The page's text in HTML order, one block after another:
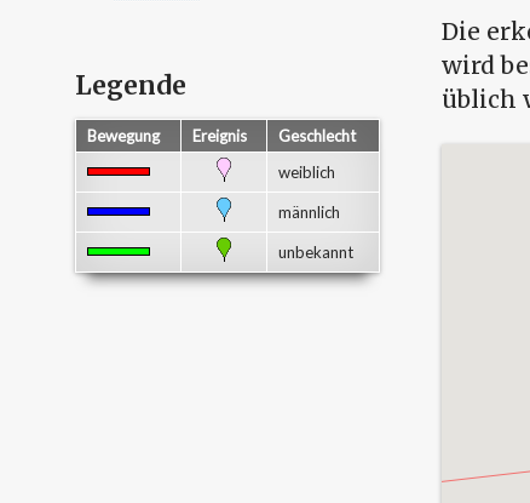
Die
wird
üblich
Legende
Bewegung Ereignis
Geschlecht
weiblich
männlich
unbekannt